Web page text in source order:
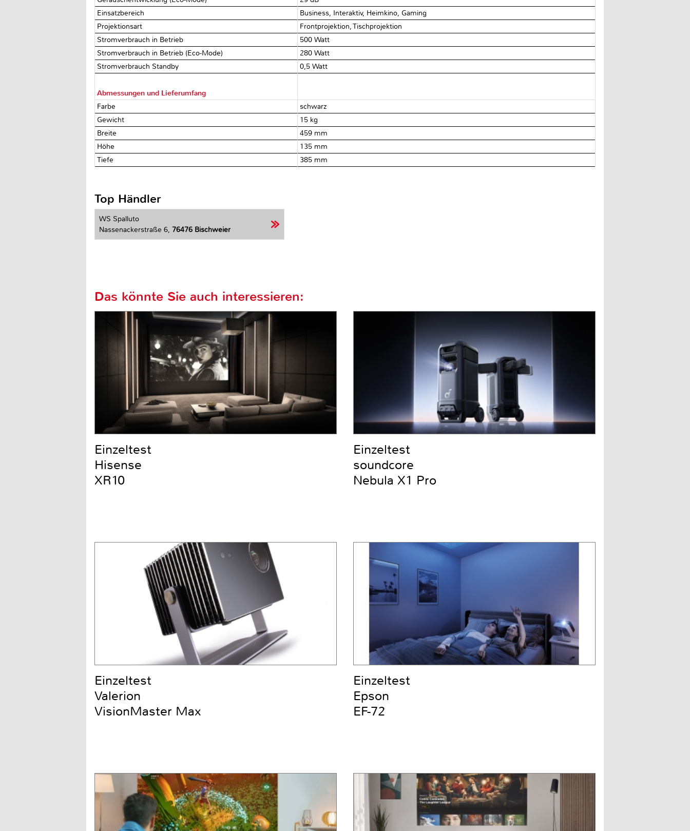
Einsatzbereich
Business, Interaktiv, Heimkino, Gaming
Projektionsart
Frontprojektion, Tischprojektion
Stromverbrauch in Betrieb
500 Watt
Stromverbrauch in Betrieb (Eco-Mode)
280 Watt
Stromverbrauch Standby
0,5 Watt
Abmessungen und Lieferumfang
Farbe
schwarz
Gewicht
15 kg
Breite
459 mm
Höhe
135 mm
Tiefe
385 mm
Top Händler
WS Spalluto
Nassenackerstraße 6, 76476 Bischweier
Das könnte Sie auch interessieren:
Einzeltest
Hisense
XR10
Einzeltest
soundcore
Nebula X1 Pro
Einzeltest
Valerion
VisionMaster Max
Einzeltest
Epson
EF-72